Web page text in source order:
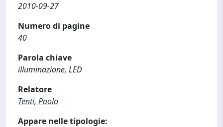
2010-09-27
Numero di pagine
40
Parola chiave
illuminazione, LED
Relatore
Tenti, Paolo
Appare nelle tipologie: